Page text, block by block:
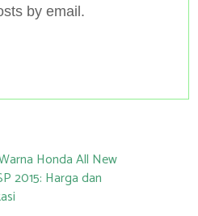
by email.
Honda All New
2015: Harga dan